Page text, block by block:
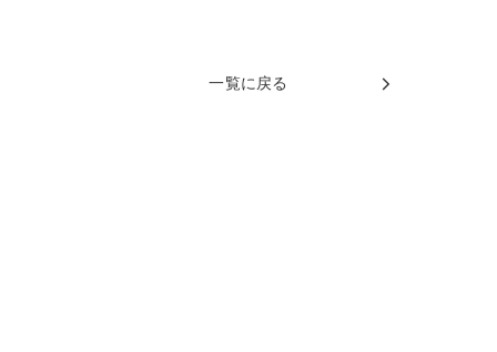
一覧に戻る